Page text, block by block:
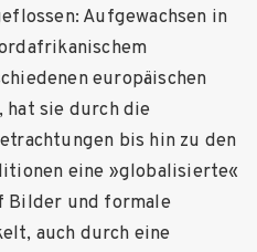
Aufgewachsen in
europäischen
hat sie durch die
bis hin zu den
eine »globalisierte«
Bilder und formale
auch durch eine